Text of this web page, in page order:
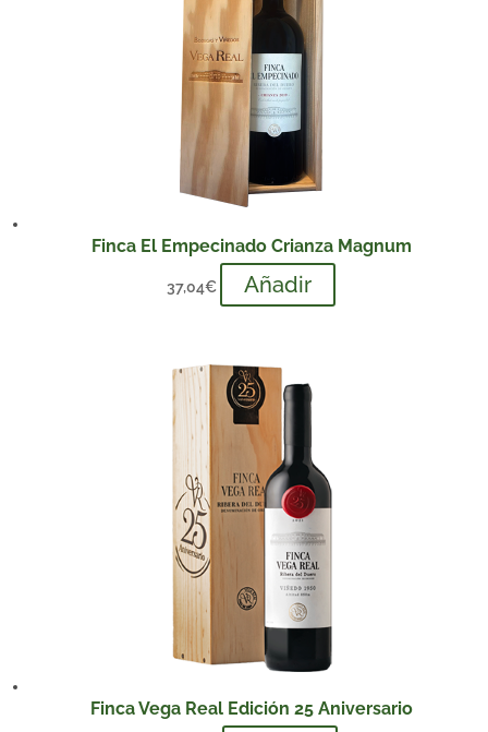
Finca El Empecinado Crianza Magnum
37,04€ Añadir
Finca Vega Real Edición 25 Aniversario